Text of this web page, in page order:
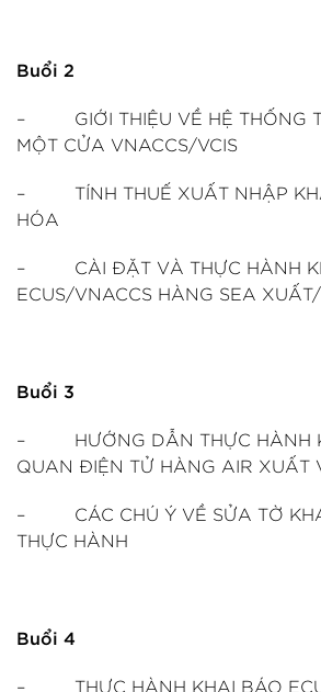
Buổi 2
– GIỚI THIỆU VỀ HỆ THỐNG
MỘT CỬA VNACCS/VCIS
– TÍNH THUẾ XUẤT NHẬP
HÓA
– CÀI ĐẶT VÀ THỰC HÀNH
ECUS/VNACCS HÀNG SEA
Buổi 3
– HƯỚNG DẪN THỰC HÀNH
QUAN ĐIỆN TỬ HÀNG AIR XUẤT
– CÁC CHÚ Ý VỀ SỬA TỜ
THỰC HÀNH
Buổi 4
– THỰC HÀNH KHAI BÁO